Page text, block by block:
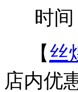
时间
【 丝
店内优